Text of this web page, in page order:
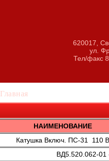
620017,
ул.
Тел/факс
Главная
НАИМЕНОВАНИЕ
Катушка Включ. ПС-31 110 В
ВД5.520.062-